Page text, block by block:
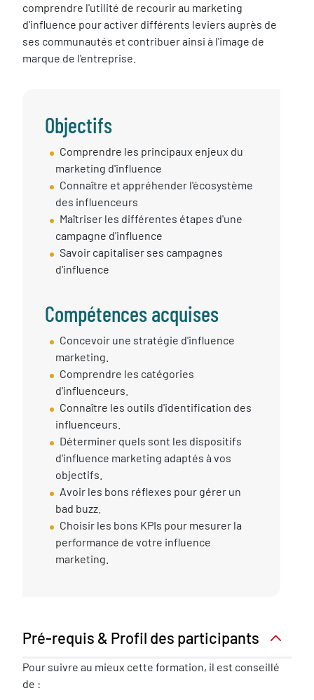
comprendre l'utilité de recourir au marketing
d'influence pour activer différents leviers auprès de
ses communautés et contribuer ainsi à l'image de
marque de l'entreprise.
Objectifs
Objectif
session
Comprendre les principaux enjeux du
marketing d'influence
Connaître et appréhender l'écosystème
des influenceurs
Maîtriser les différentes étapes d'une
campagne d'influence
Savoir capitaliser ses campagnes
d'influence
Compétences acquises
Compétences
Acquises
Concevoir une stratégie d'influence
marketing.
Comprendre les catégories
d'influenceurs.
Connaître les outils d'identification des
influenceurs.
Déterminer quels sont les dispositifs
d'influence marketing adaptés à vos
objectifs.
Avoir les bons réflexes pour gérer un
bad buzz.
Choisir les bons KPIs pour mesurer la
performance de votre influence
marketing.
Pré-requis & Profil des participants
Pré-
requis
Pour suivre au mieux cette formation, il est conseillé
de :